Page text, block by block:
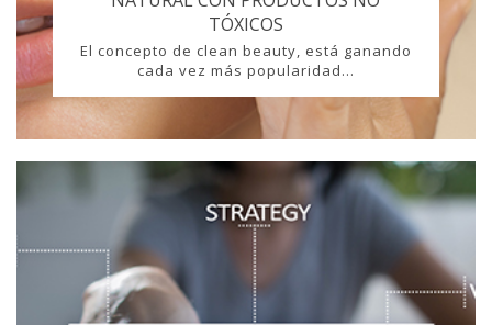
TÓXICOS
El concepto de clean beauty, está ganando
cada vez más popularidad...